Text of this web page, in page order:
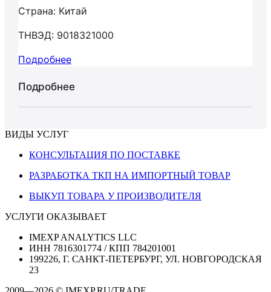
Страна: Китай
ТНВЭД: 9018321000
Подробнее
Подробнее
ВИДЫ УСЛУГ
КОНСУЛЬТАЦИЯ ПО ПОСТАВКЕ
РАЗРАБОТКА ТКП НА ИМПОРТНЫЙ ТОВАР
ВЫКУП ТОВАРА У ПРОИЗВОДИТЕЛЯ
УСЛУГИ ОКАЗЫВАЕТ
IMEXP ANALYTICS LLC
ИНН 7816301774 / КПП 784201001
199226, Г. САНКТ-ПЕТЕРБУРГ, УЛ. НОВГОРОДСКАЯ
23